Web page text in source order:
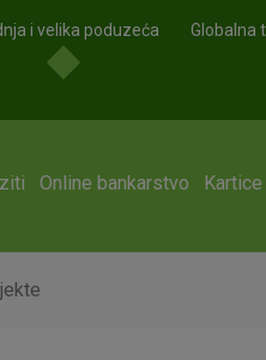
i velika poduzeća Globalna
Online bankarstvo Kartice